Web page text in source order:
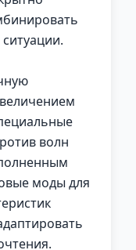
волн
моды для